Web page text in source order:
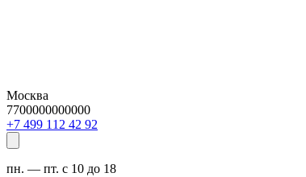
Москва
7700000000000
29 24 211 994 7+
пн. — пт. с 10 до 18